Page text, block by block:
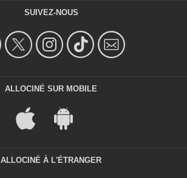
SUIVEZ-NOUS
ALLOCINÉ SUR MOBILE
ALLOCINÉ À L'ÉTRANGER